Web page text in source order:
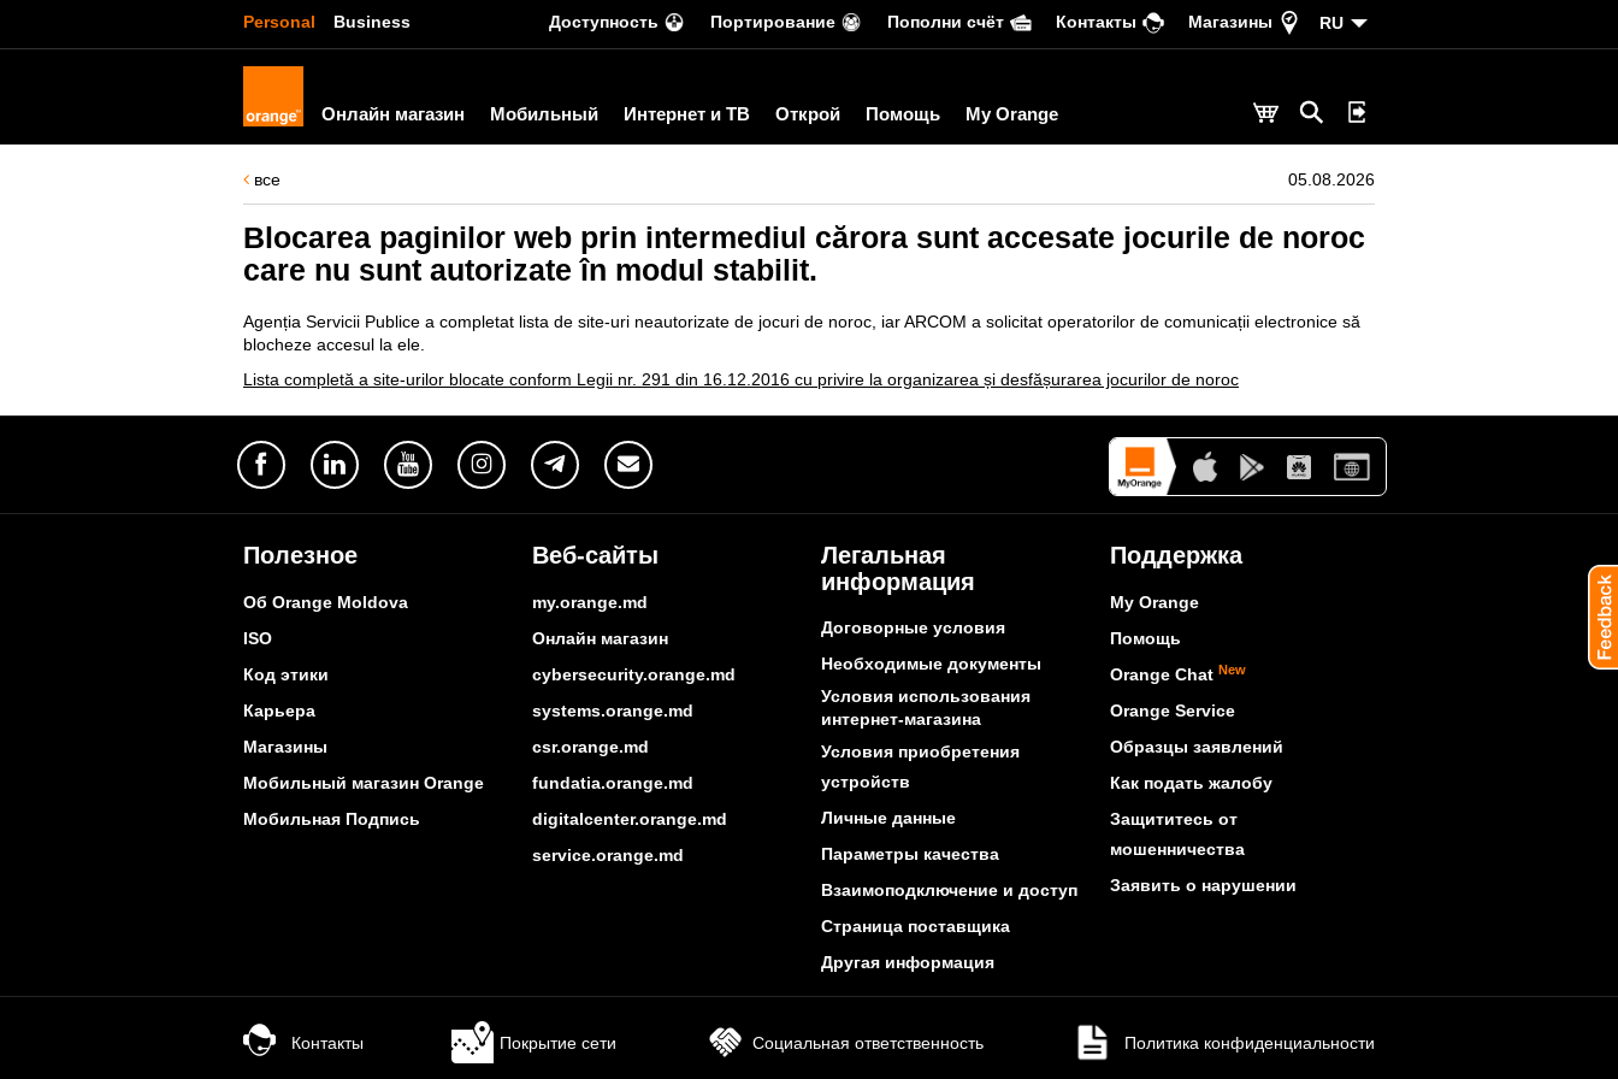
Personal Business Доступность Портирование Пополни счёт Контакты Магазины RU
Онлайн магазин Мобильный Интернет и ТВ Открой Помощь My Orange
все 05.08.2026
Blocarea paginilor web prin intermediul cărora sunt accesate jocurile de noroc
care nu sunt autorizate în modul stabilit.
Agenția Servicii Publice a completat lista de site-uri neautorizate de jocuri de noroc, iar ARCOM a solicitat operatorilor de comunicații electronice să
blocheze accesul la ele.
Lista completă a site-urilor blocate conform Legii nr. 291 din 16.12.2016 cu privire la organizarea și desfășurarea jocurilor de noroc
Полезное
Об Orange Moldova
ISO
Код этики
Карьера
Магазины
Мобильный магазин Orange
Мобильная Подпись
Веб-сайты
my.orange.md
Онлайн магазин
cybersecurity.orange.md
systems.orange.md
csr.orange.md
fundatia.orange.md
digitalcenter.orange.md
service.orange.md
Легальная
информация
Договорные условия
Необходимые документы
Условия использования
интернет-магазина
Условия приобретения
устройств
Личные данные
Параметры качества
Взаимоподключение и доступ
Страница поставщика
Другая информация
Поддержка
My Orange
Помощь
Orange Chat New
Orange Service
Образцы заявлений
Как подать жалобу
Защититесь от
мошенничества
Заявить о нарушении
Контакты Покрытие сети Социальная ответственность Политика конфиденциальности